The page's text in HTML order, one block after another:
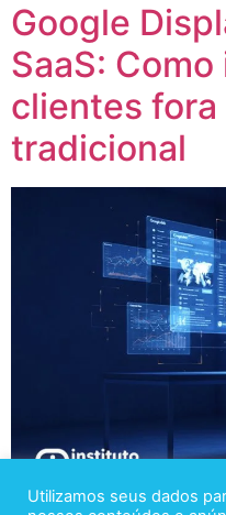
Google
SaaS:
clientes fora
tradicional
Utilizamos seus dados